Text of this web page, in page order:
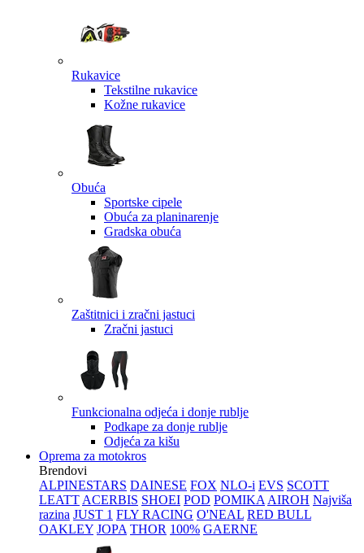
Rukavice
Tekstilne rukavice
Kožne rukavice
Obuća
Sportske cipele
Obuća za planinarenje
Gradska obuća
Zaštitnici i zračni jastuci
Zračni jastuci
Funkcionalna odjeća i donje rublje
Podkape za donje rublje
Odjeća za kišu
Oprema za motokros
Brendovi
ALPINESTARS DAINESE FOX NLO-i EVS SCOTT
LEATT ACERBIS SHOEI POD POMIKA AIROH Najviša
razina JUST 1 FLY RACING O'NEAL RED BULL
OAKLEY JOPA THOR 100% GAERNE